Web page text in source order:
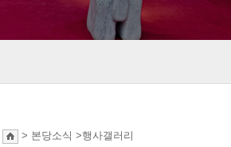
> 본당소식 >행사갤러리